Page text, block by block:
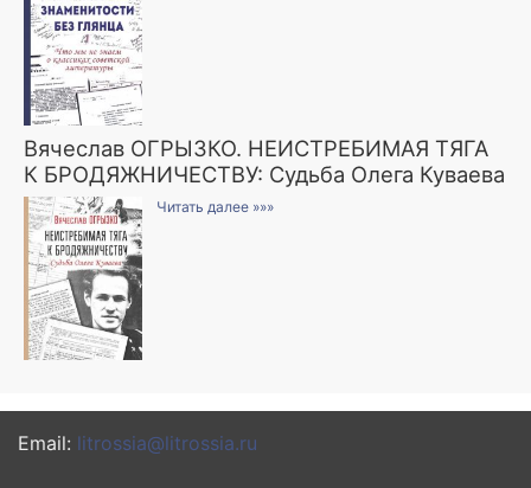
Вячеслав ОГРЫЗКО. НЕИСТРЕБИМАЯ ТЯГА
К БРОДЯЖНИЧЕСТВУ: Судьба Олега Куваева
Читать далее »»»
Email: litrossia@litrossia.ru